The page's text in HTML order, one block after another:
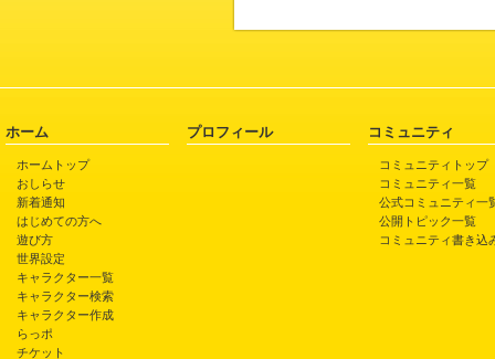
ホーム
ホームトップ
おしらせ
新着通知
はじめての方へ
遊び方
世界設定
キャラクター一覧
キャラクター検索
キャラクター作成
らっポ
チケット
プロフィール コミュニティ
コミュニティトップ
コミュニティ一覧
公式コミュニティ一
公開トピック一覧
コミュニティ書き込